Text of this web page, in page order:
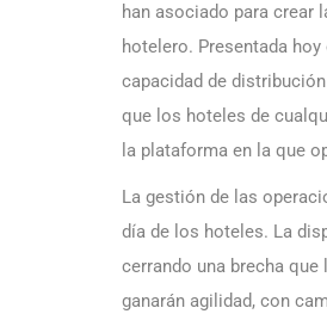
han asociado para crear
hotelero. Presentada
capacidad de
que los hoteles de
la plataforma en la que
La gestión de las
día de los hoteles. La
cerrando una brecha
ganarán agilidad, con